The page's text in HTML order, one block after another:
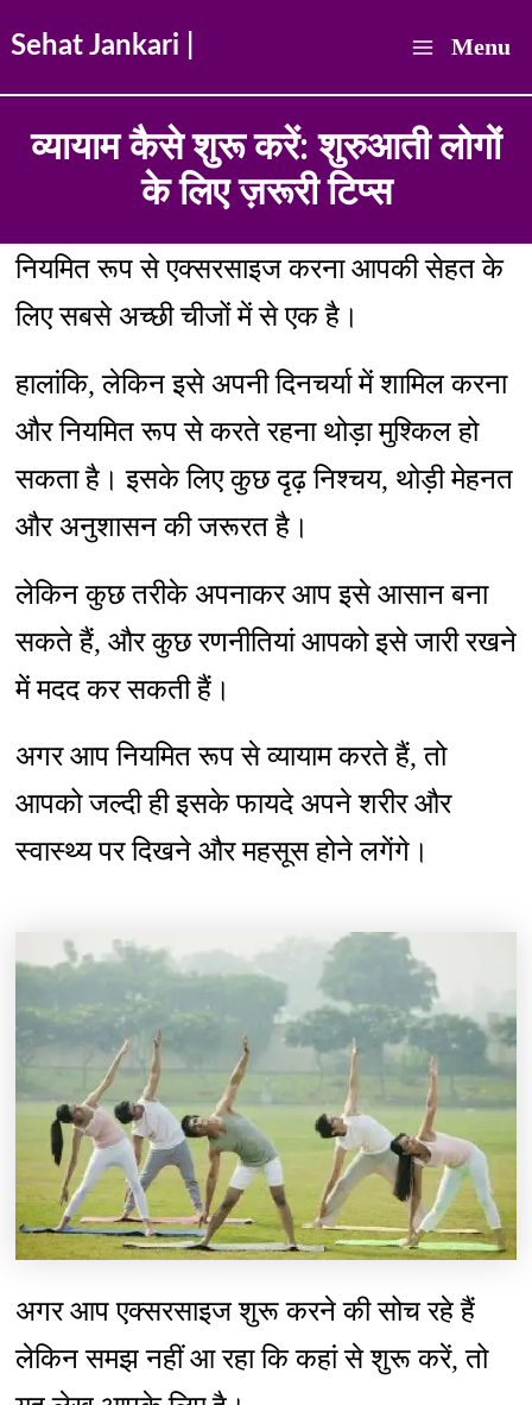
Sehat Jankari |
Main
Menu
Menu
व्यायाम कैसे शुरू करें: शुरुआती लोगों
के लिए ज़रूरी टिप्स
नियमित रूप से एक्सरसाइज करना आपकी सेहत के
लिए सबसे अच्छी चीजों में से एक है।
हालांकि, लेकिन इसे अपनी दिनचर्या में शामिल करना
और नियमित रूप से करते रहना थोड़ा मुश्किल हो
सकता है। इसके लिए कुछ दृढ़ निश्चय, थोड़ी मेहनत
और अनुशासन की जरूरत है।
लेकिन कुछ तरीके अपनाकर आप इसे आसान बना
सकते हैं, और कुछ रणनीतियां आपको इसे जारी रखने
में मदद कर सकती हैं।
अगर आप नियमित रूप से व्यायाम करते हैं, तो
आपको जल्दी ही इसके फायदे अपने शरीर और
स्वास्थ्य पर दिखने और महसूस होने लगेंगे।
अगर आप एक्सरसाइज शुरू करने की सोच रहे हैं
लेकिन समझ नहीं आ रहा कि कहां से शुरू करें, तो